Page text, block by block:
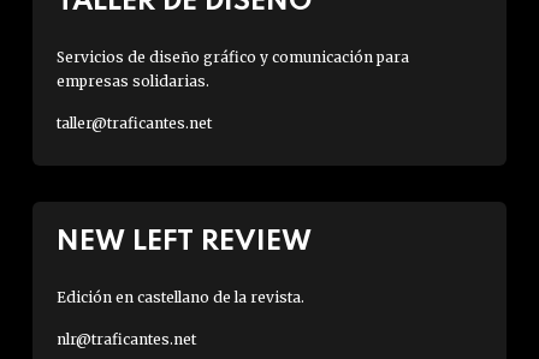
Servicios de diseño gráfico y comunicación para
empresas solidarias.
taller@traficantes.net
NEW LEFT REVIEW
Edición en castellano de la revista.
nlr@traficantes.net